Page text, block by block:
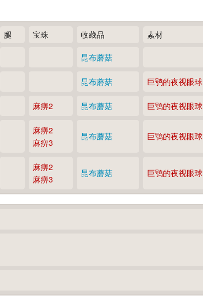
腿 宝珠 收藏品
素材
昆布蘑菇
昆布蘑菇 巨鸮的夜视眼球
麻痹2 昆布蘑菇 巨鸮的夜视眼球
麻痹2
麻痹3
昆布蘑菇 巨鸮的夜视眼球
麻痹2
麻痹3
昆布蘑菇 巨鸮的夜视眼球